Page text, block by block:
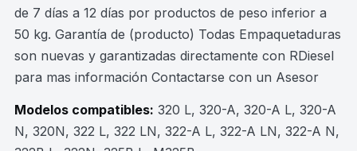
de 7 días a 12 días por productos de peso inferior a
50 kg. Garantía de (producto) Todas Empaquetaduras
son nuevas y garantizadas directamente con RDiesel
para mas información Contactarse con un Asesor
Modelos compatibles: 320 L, 320-A, 320-A L, 320-A
N, 320N, 322 L, 322 LN, 322-A L, 322-A LN, 322-A N,